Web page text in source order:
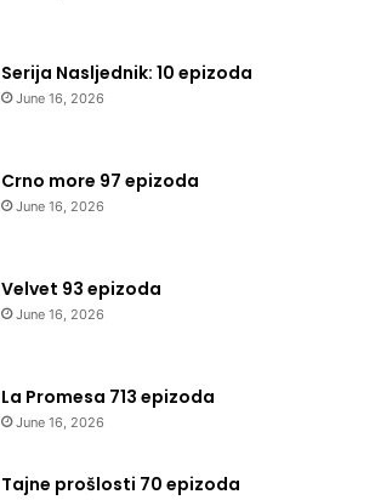
Serija Nasljednik: 10 epizoda
June 16, 2026
Crno more 97 epizoda
June 16, 2026
Velvet 93 epizoda
June 16, 2026
La Promesa 713 epizoda
June 16, 2026
Tajne prošlosti 70 epizoda